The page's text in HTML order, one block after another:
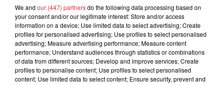
We and our (447) partnersdo the following data processing based on
your consent and/or our legitimate interest: Store and/or access
information on a device; Use limited data to select advertising; Create
profiles for personalised advertising; Use profiles to select personalised
advertising; Measure advertising performance; Measure content
performance; Understand audiences through statistics or combinations
of data from different sources; Develop and improve services; Create
profiles to personalise content; Use profiles to select personalised
content; Use limited data to select content; Ensure security, prevent and